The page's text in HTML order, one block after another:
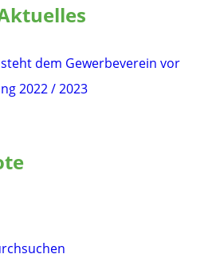
dem Gewerbeverein vor
2022 / 2023